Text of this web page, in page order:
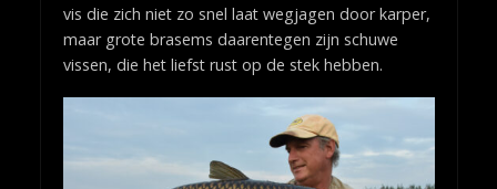
vis die zich niet zo snel laat wegjagen door karper,
maar grote brasems daarentegen zijn schuwe
vissen, die het liefst rust op de stek hebben.